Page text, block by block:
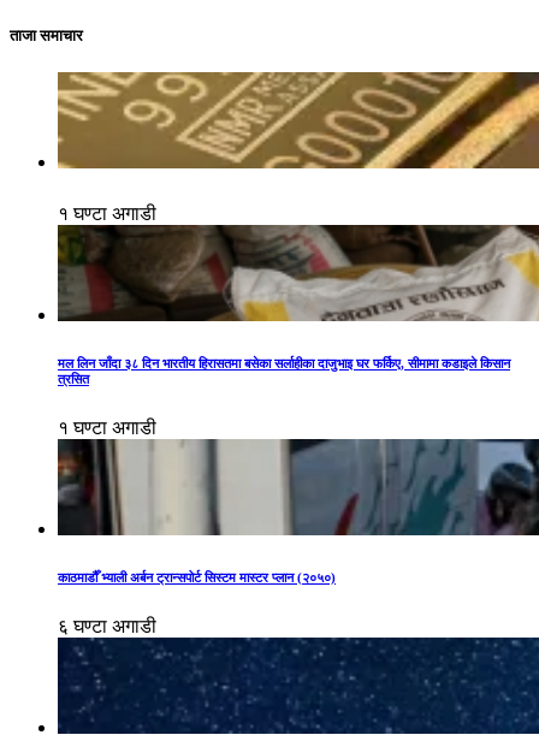
ताजा समाचार
१ घण्टा अगाडी
मल लिन जाँदा ३८ दिन भारतीय हिरासतमा बसेका सर्लाहीका दाजुभाइ घर फर्किए, सीमामा कडाइले किसान
त्रसित
१ घण्टा अगाडी
काठमाडौँ भ्याली अर्बन ट्रान्सपोर्ट सिस्टम मास्टर प्लान (२०५०)
६ घण्टा अगाडी